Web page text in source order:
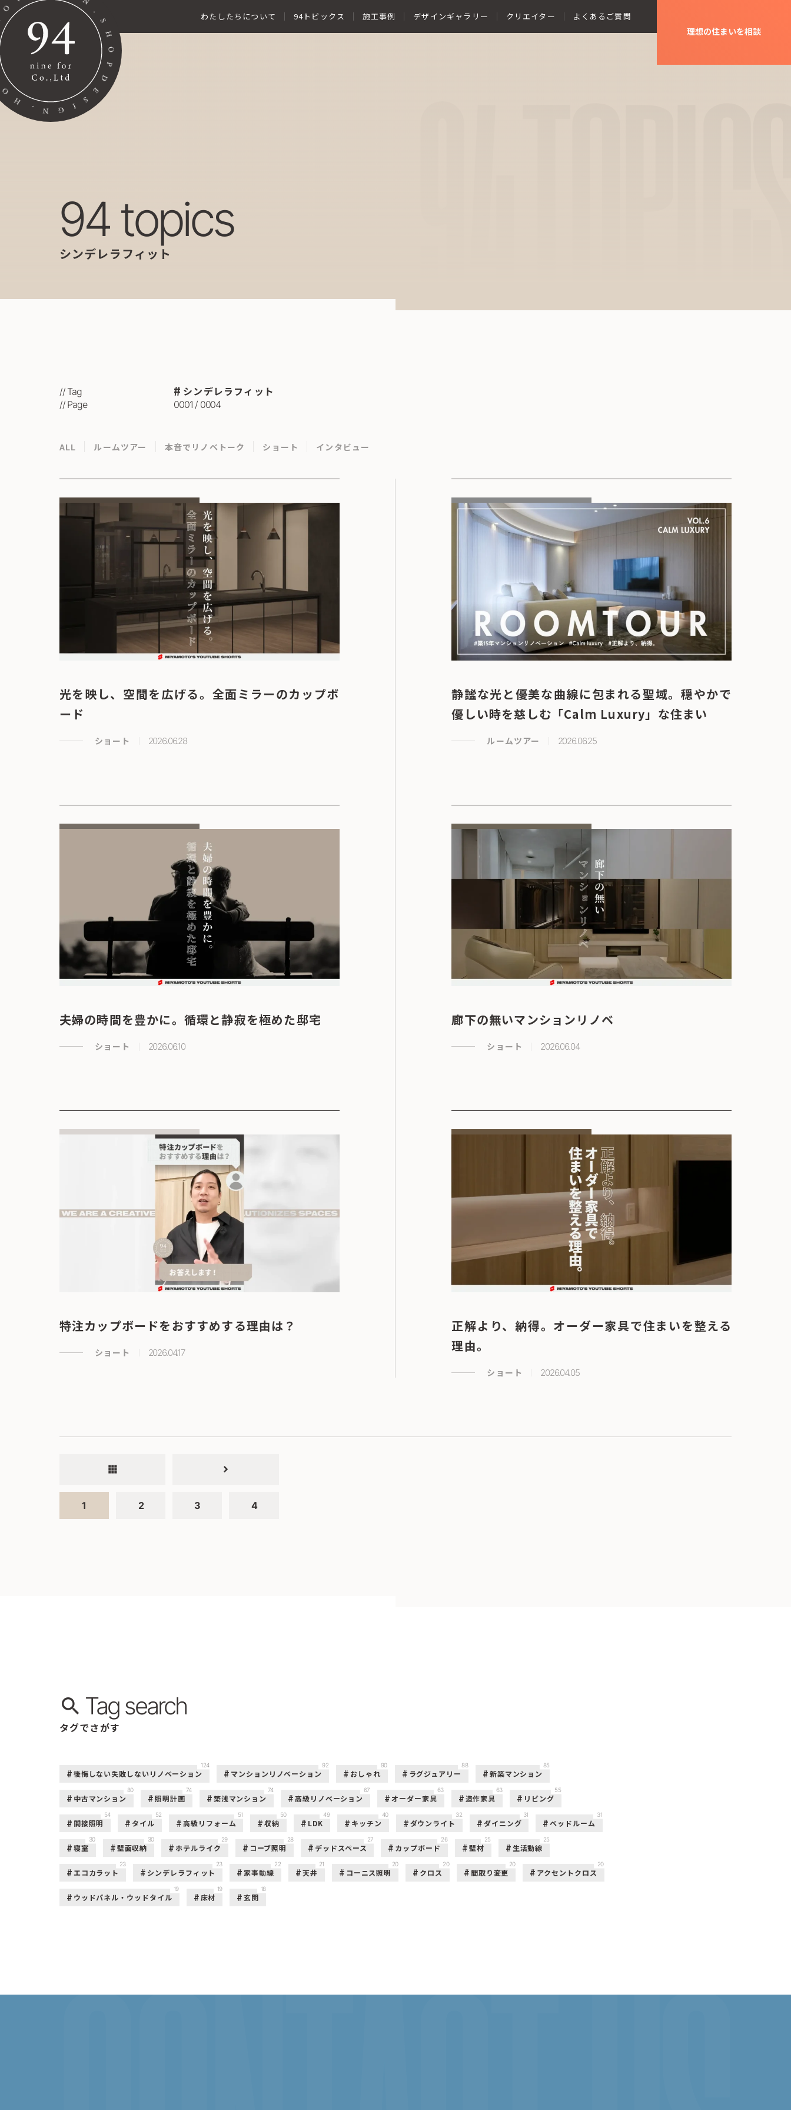
わたしたちについて 94トピックス 施工事例 デザインギャラリー クリエイター よくあるご質問
理想の住まいを相談
94 topics
シンデレラフィット
// Tag シンデレラフィット
// Page 0001 / 0004
ALL ルームツアー 本音でリノベトーク ショート インタビュー
光を映し、空間を広げる。全面ミラーのカップボ
ード
ショート 2026.06.28
静謐な光と優美な曲線に包まれる聖域。穏やかで
優しい時を慈しむ「Calm Luxury」な住まい
ルームツアー 2026.06.25
夫婦の時間を豊かに。循環と静寂を極めた邸宅
ショート 2026.06.10
廊下の無いマンションリノベ
ショート 2026.06.04
特注カップボードをおすすめする理由は？
ショート 2026.04.17
正解より、納得。オーダー家具で住まいを整える
理由。
ショート 2026.04.05
apps chevron_right
1 2 3 4
Tag search
タグでさがす
後悔しない失敗しないリノベーション
124
マンションリノベーション
92
おしゃれ
90
ラグジュアリー
88
新築マンション
85
中古マンション
80
照明計画
74
築浅マンション
74
高級リノベーション
67
オーダー家具
63
造作家具
63
リビング
55
間接照明
54
タイル
52
高級リフォーム
51
収納
50
LDK
49
キッチン
40
ダウンライト
32
ダイニング
31
ベッドルーム
31
寝室
30
壁面収納
30
ホテルライク
29
コーブ照明
28
デッドスペース
27
カップボード
26
壁材
25
生活動線
25
エコカラット
23
シンデレラフィット
23
家事動線
22
天井
21
コーニス照明
20
クロス
20
間取り変更
20
アクセントクロス
20
ウッドパネル・ウッドタイル
19
床材
19
玄関
18